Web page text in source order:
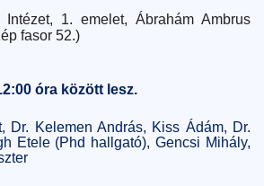
Intézet, 1. emelet, Ábrahám Ambrus
fasor 52.)
óra között lesz.
Dr. Kelemen András, Kiss Ádám, Dr.
Etele (Phd hallgató), Gencsi Mihály,